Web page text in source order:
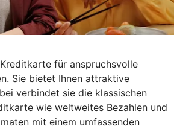
für anspruchsvolle
Sie bietet Ihnen attraktive
verbindet sie die klassischen
wie weltweites Bezahlen und
mit einem umfassenden